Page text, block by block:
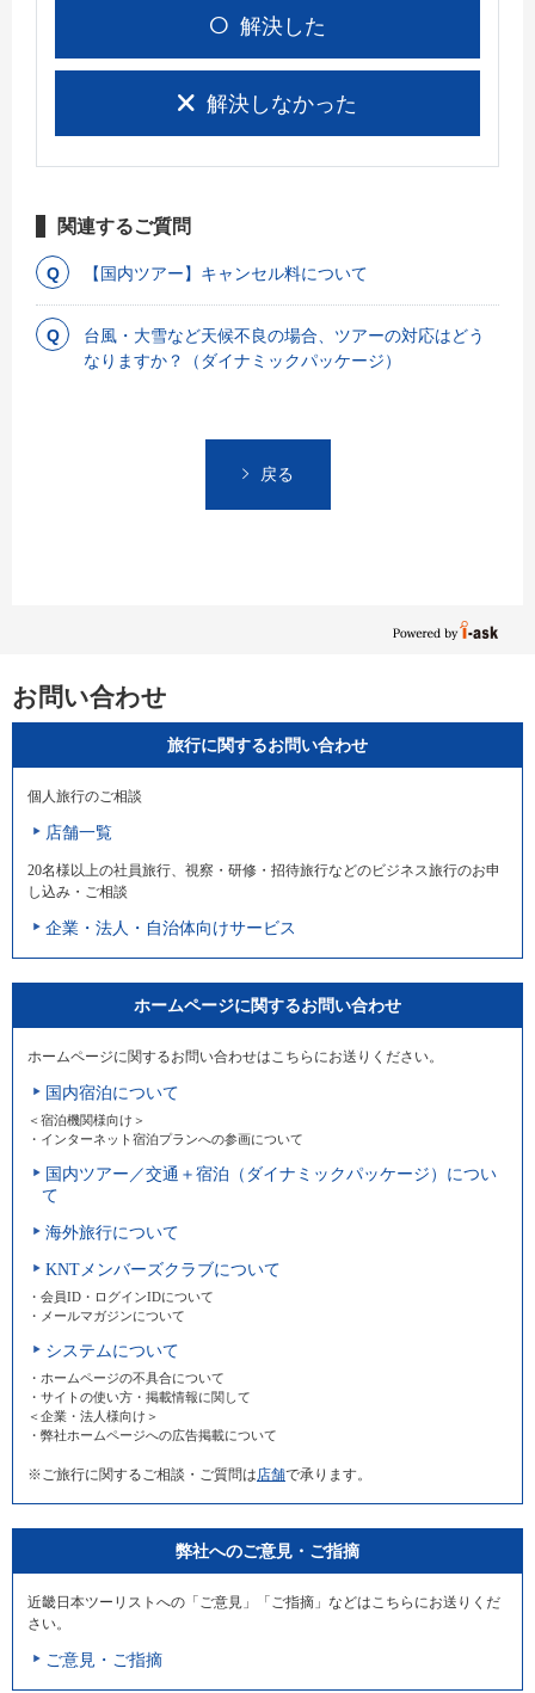
解決した
解決しなかった
関連するご質問
【国内ツアー】キャンセル料について
台風・大雪など天候不良の場合、ツアーの対応はどう
なりますか？（ダイナミックパッケージ）
戻る
お問い合わせ
旅行に関するお問い合わせ
個人旅行のご相談
店舗一覧
20名様以上の社員旅行、視察・研修・招待旅行などのビジネス旅行のお申
し込み・ご相談
企業・法人・自治体向けサービス
ホームページに関するお問い合わせ
ホームページに関するお問い合わせはこちらにお送りください。
国内宿泊について
＜宿泊機関様向け＞
・インターネット宿泊プランへの参画について
国内ツアー／交通＋宿泊（ダイナミックパッケージ）につい
て
海外旅行について
KNTメンバーズクラブについて
・会員ID・ログインIDについて
・メールマガジンについて
システムについて
・ホームページの不具合について
・サイトの使い方・掲載情報に関して
＜企業・法人様向け＞
・弊社ホームページへの広告掲載について
※ご旅行に関するご相談・ご質問は 店舗で承ります。
弊社へのご意見・ご指摘
近畿日本ツーリストへの「ご意見」「ご指摘」などはこちらにお送りくだ
さい。
ご意見・ご指摘